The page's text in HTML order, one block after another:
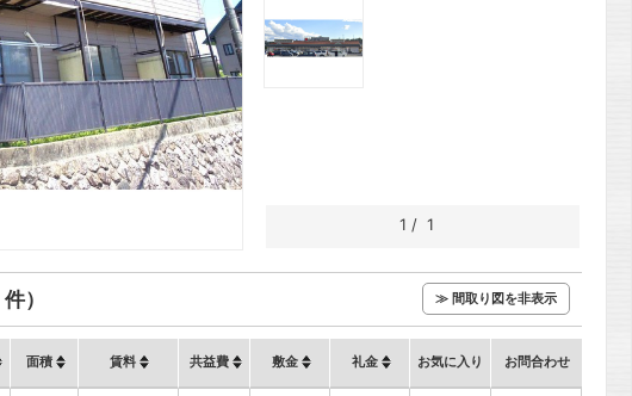
1 / 1
件） ≫ 間取り図を非表示
面積 賃料 共益費 敷金 礼金 お気に入り お問合わせ